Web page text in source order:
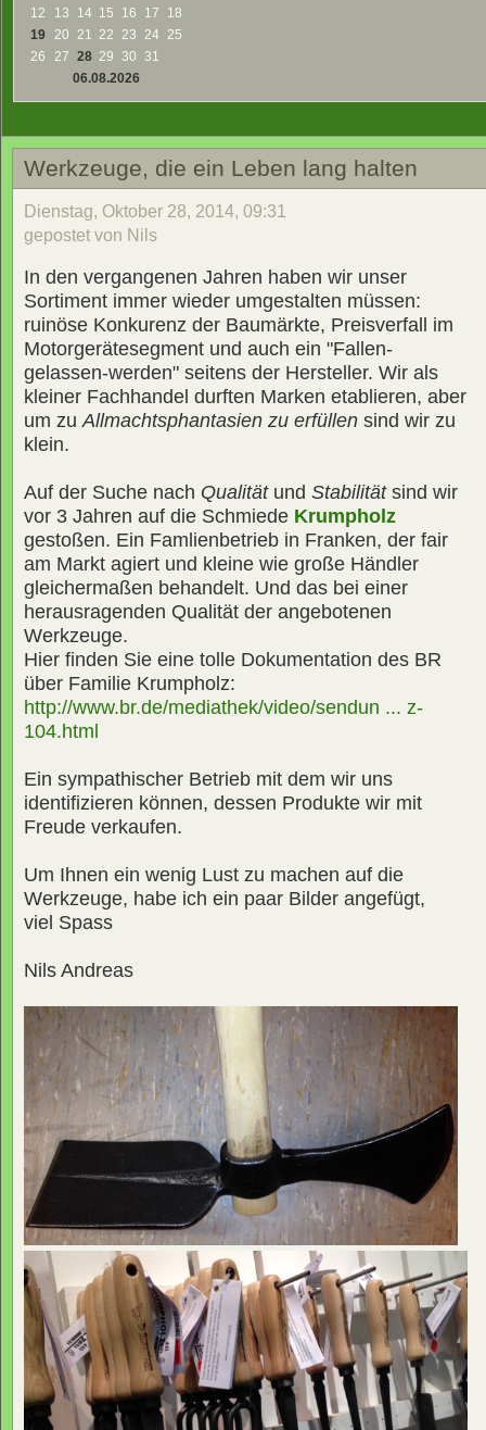
12
13 14 15 16 17
18
19
20 21 22 23 24 25
26
27 28 29 30 31
06.08.2026
Werkzeuge, die ein Leben lang halten
Dienstag, Oktober 28, 2014, 09:31
gepostet von Nils
In den vergangenen Jahren haben wir unser
Sortiment immer wieder umgestalten müssen:
ruinöse Konkurenz der Baumärkte, Preisverfall im
Motorgerätesegment und auch ein "Fallen-
gelassen-werden" seitens der Hersteller. Wir als
kleiner Fachhandel durften Marken etablieren, aber
um zuAllmachtsphantasien zu erfüllen sind wir zu
klein.
Auf der Suche nach Qualitätund Stabilitätsind wir
vor 3 Jahren auf die Schmiede Krumpholz
gestoßen. Ein Famlienbetrieb in Franken, der fair
am Markt agiert und kleine wie große Händler
gleichermaßen behandelt. Und das bei einer
herausragenden Qualität der angebotenen
Werkzeuge.
Hier finden Sie eine tolle Dokumentation des BR
über Familie Krumpholz:
http://www.br.de/mediathek/video/sendun ... z-
104.html
Ein sympathischer Betrieb mit dem wir uns
identifizieren können, dessen Produkte wir mit
Freude verkaufen.
Um Ihnen ein wenig Lust zu machen auf die
Werkzeuge, habe ich ein paar Bilder angefügt,
viel Spass
Nils Andreas